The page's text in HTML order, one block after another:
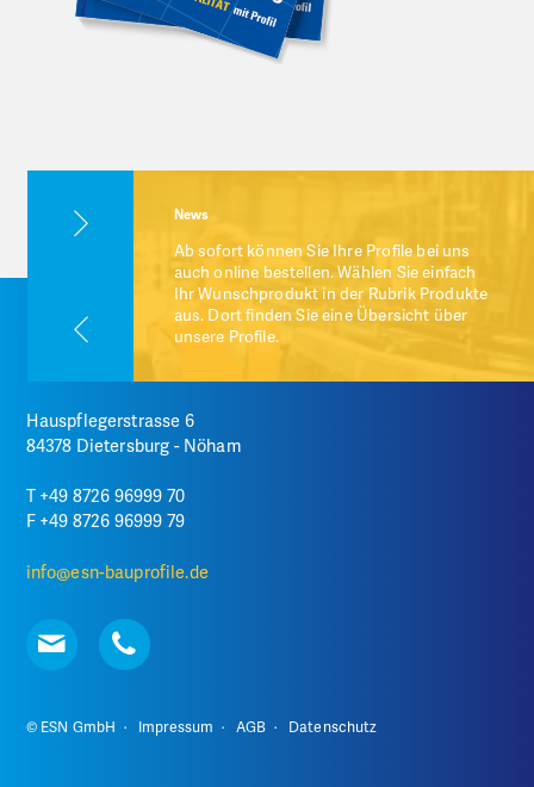
News
Ab sofort können Sie Ihre Profile bei uns
auch online bestellen. Wählen Sie einfach
Ihr Wunschprodukt in der Rubrik Produkte
aus. Dort finden Sie eine Übersicht über
unsere Profile.
Hauspflegerstrasse 6
84378 Dietersburg - Nöham
T +49 8726 96999 70
F +49 8726 96999 79
info@esn-bauprofile.de
© ESN GmbH · Impressum · AGB · Datenschutz